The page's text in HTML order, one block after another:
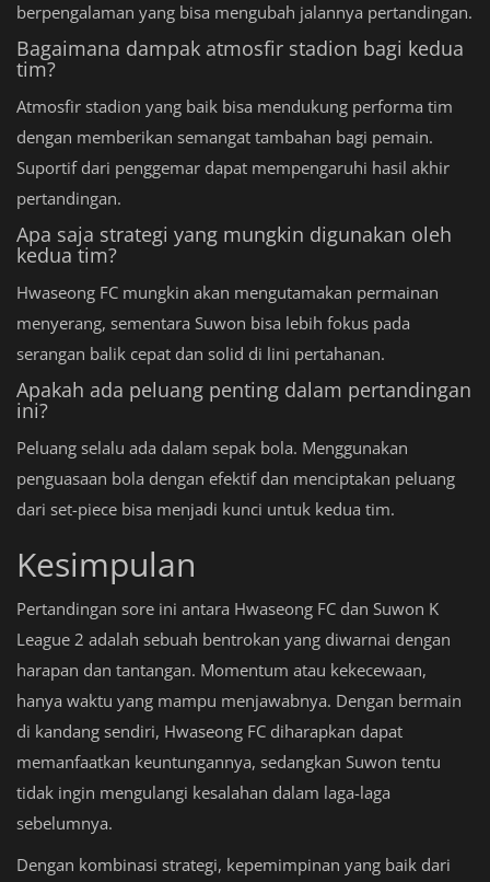
berpengalaman yang bisa mengubah jalannya pertandingan.
Bagaimana dampak atmosfir stadion bagi kedua
tim?
Atmosfir stadion yang baik bisa mendukung performa tim
dengan memberikan semangat tambahan bagi pemain.
Suportif dari penggemar dapat mempengaruhi hasil akhir
pertandingan.
Apa saja strategi yang mungkin digunakan oleh
kedua tim?
Hwaseong FC mungkin akan mengutamakan permainan
menyerang, sementara Suwon bisa lebih fokus pada
serangan balik cepat dan solid di lini pertahanan.
Apakah ada peluang penting dalam pertandingan
ini?
Peluang selalu ada dalam sepak bola. Menggunakan
penguasaan bola dengan efektif dan menciptakan peluang
dari set-piece bisa menjadi kunci untuk kedua tim.
Kesimpulan
Pertandingan sore ini antara Hwaseong FC dan Suwon K
League 2 adalah sebuah bentrokan yang diwarnai dengan
harapan dan tantangan. Momentum atau kekecewaan,
hanya waktu yang mampu menjawabnya. Dengan bermain
di kandang sendiri, Hwaseong FC diharapkan dapat
memanfaatkan keuntungannya, sedangkan Suwon tentu
tidak ingin mengulangi kesalahan dalam laga-laga
sebelumnya.
Dengan kombinasi strategi, kepemimpinan yang baik dari